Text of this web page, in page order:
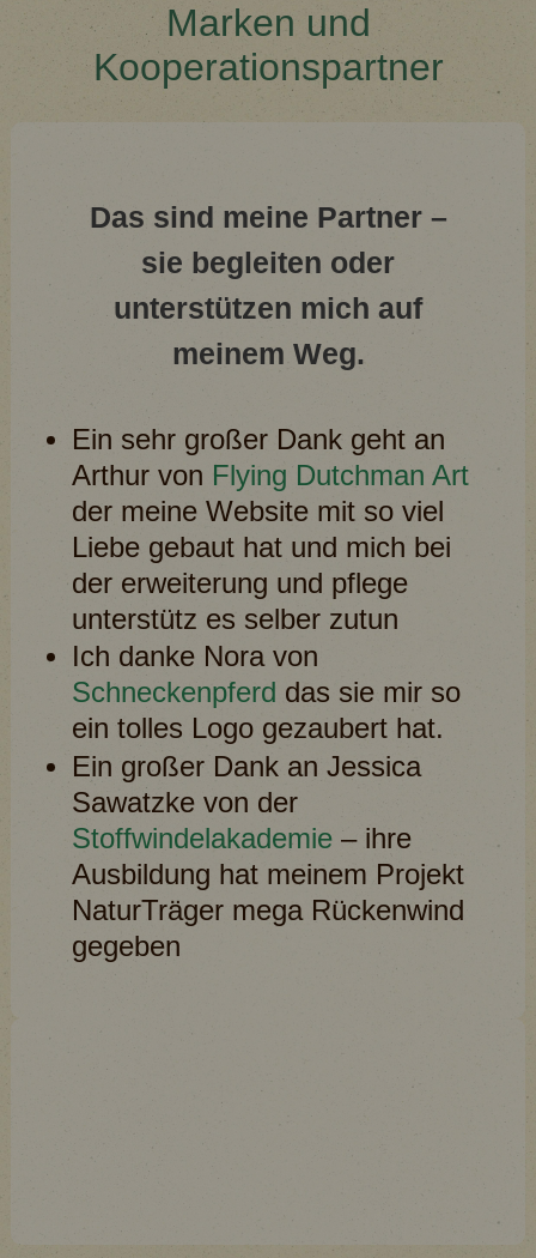
Marken und
Kooperationspartner
Das sind meine Partner –
sie begleiten oder
unterstützen mich auf
meinem Weg.
Ein sehr großer Dank geht an
Arthur von Flying Dutchman Art
der meine Website mit so viel
Liebe gebaut hat und mich bei
der erweiterung und pflege
unterstütz es selber zutun
Ich danke Nora von
Schneckenpferd das sie mir so
ein tolles Logo gezaubert hat.
Ein großer Dank an Jessica
Sawatzke von der
Stoffwindelakademie – ihre
Ausbildung hat meinem Projekt
NaturTräger mega Rückenwind
gegeben